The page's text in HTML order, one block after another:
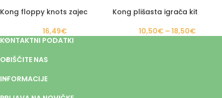
Kong floppy knots zajec
16,49€
Kong plišasta igrača kit
10,50€ – 18,50€
KONTAKTNI PODATKI
OBIŠČITE NAS
INFORMACIJE